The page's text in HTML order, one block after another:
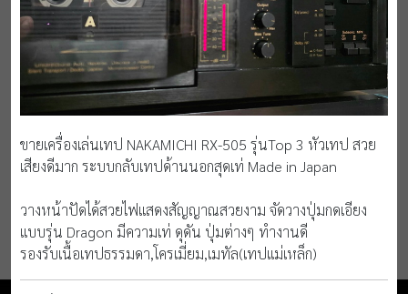
ขายเครื่องเล่นเทป NAKAMICHI RX-505 รุ่นTop 3 หัวเทป สวย
เสียงดีมาก ระบบกลับเทปด้านนอกสุดเท่ Made in Japan
วางหน้าปัดได้สวยไฟแสดงสัญญาณสวยงาม จัดวางปุ่มกดเอียง
แบบรุ่น Dragon มีความเท่ ดุดัน ปุ่มต่างๆ ทำงานดี
รองรับเนื้อเทปธรรมดา,โครเมี่ยม,เมทัล(เทปแม่เหล็ก)